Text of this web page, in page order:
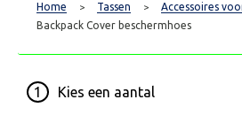
Home > Tassen > Accessoires
Backpack Cover beschermhoes
1 Kies een aantal